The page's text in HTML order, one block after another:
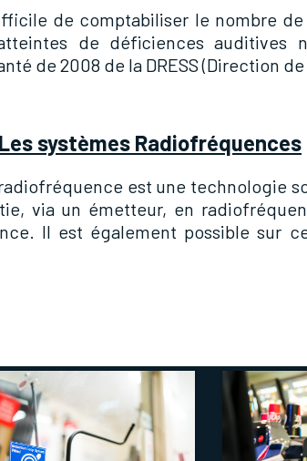
de comptabiliser le nombre
de déficiences auditives
de 2008 de la DRESS (Direction
Les systèmes Radiofréquences
est une technologie
via un émetteur, en
Il est également possible sur